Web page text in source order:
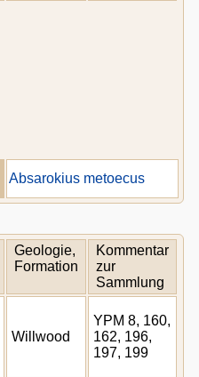
Absarokius metoecus
Geologie,
Formation
Kommentar
zur
Sammlung
Willwood
YPM 8, 160,
162, 196,
197, 199